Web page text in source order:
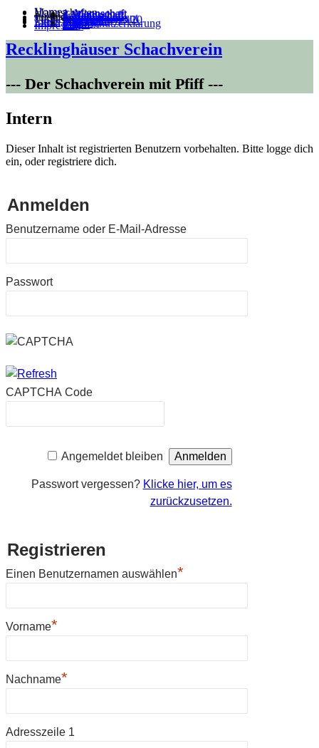
Home
Mannschaften
1. Mannschaft
2. Mannschaft
3.Mannschaft
4.Mannschaft
5.Mannschaft
JugendVilla Kunterbunt
Training
TurniereSüder-Blitz 19/20
VM 22/23
Links
InternSatzung
Datenschutzerklärung
Login
111
Impressum
Recklinghäuser Schachverein
--- Der Schachverein mit Pfiff ---
Intern
Dieser Inhalt ist registrierten Benutzern vorbehalten. Bitte logge dich
ein, oder registriere dich.
Anmelden
Benutzername oder E-Mail-Adresse
Passwort
CAPTCHA Code
Angemeldet bleiben
Passwort vergessen? Klicke hier, um es
zurückzusetzen.
Registrieren
Einen Benutzernamen auswählen*
Vorname*
Nachname*
Adresszeile 1